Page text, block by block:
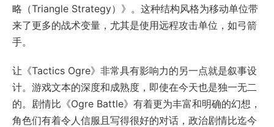
略（Triangle Strategy）》。这种结构风格为移动单位带
来了更多的战术变量，尤其是使用远程攻击单位，如弓箭
手。
让《Tactics Ogre》非常具有影响力的另一点就是叙事设
计。游戏文本的深度和成熟度，即使在今天也是独一无二
的。剧情比《Ogre Battle》有着更为丰富和明确的幻想，
角色们有着令人信服且写得很好的对话，政治剧情比迄今